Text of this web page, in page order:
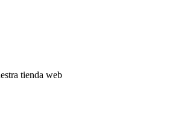
tienda web